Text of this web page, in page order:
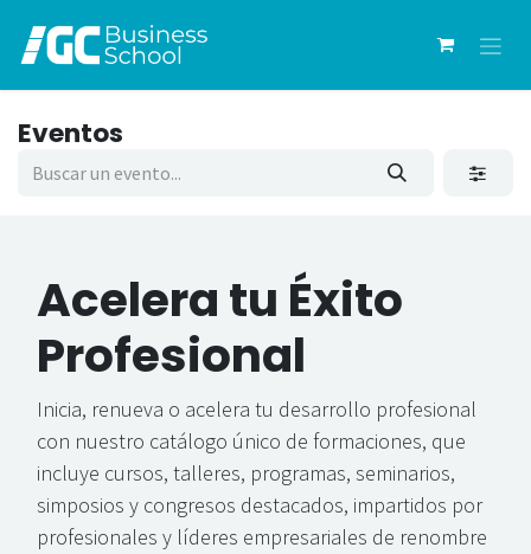
Eventos
Acelera tu Éxito
Profesional
Inicia, renueva o acelera tu desarrollo profesional
con nuestro catálogo único de formaciones, que
incluye cursos, talleres, programas, seminarios,
simposios y congresos destacados, impartidos por
profesionales y líderes empresariales de renombre